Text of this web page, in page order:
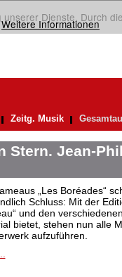
Dienste. Durch
Weitere Informationen
Zeitg. Musik
Stern. Jean-
„Les Boréades“
Schluss: Mit der
und den
bietet, stehen nun alle
aufzuführen.